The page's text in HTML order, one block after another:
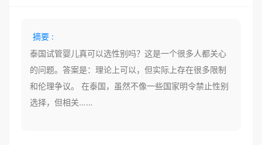
摘要 :
泰国试管婴儿真可以选性别吗？这是一个很多人都关心
的问题。答案是：理论上可以，但实际上存在很多限制
和伦理争议。 在泰国，虽然不像一些国家明令禁止性别
选择，但相关……